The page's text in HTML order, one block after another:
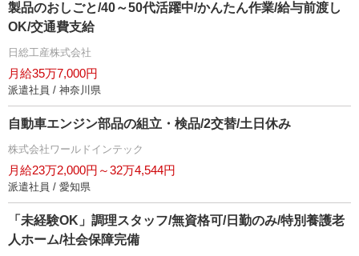
製品のおしごと/40～50代活躍中/かんたん作業/給与前渡し
OK/交通費支給
日総工産株式会社
月給35万7,000円
派遣社員 / 神奈川県
自動車エンジン部品の組立・検品/2交替/土日休み
株式会社ワールドインテック
月給23万2,000円～32万4,544円
派遣社員 / 愛知県
「未経験OK」調理スタッフ/無資格可/日勤のみ/特別養護老
人ホーム/社会保障完備